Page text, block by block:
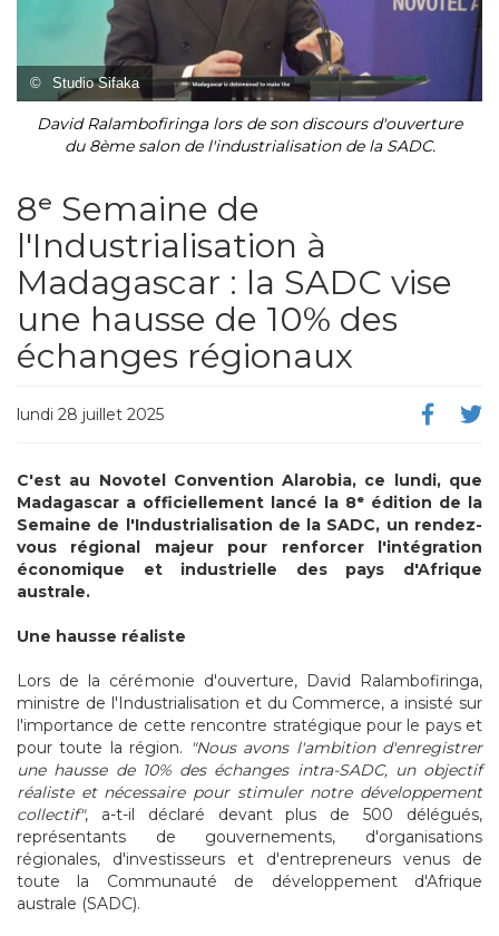
© Studio Sifaka
David Ralambofiringa lors de son discours d'ouverture
du 8ème salon de l'industrialisation de la SADC.
8ᵉ Semaine de
l'Industrialisation à
Madagascar : la SADC vise
une hausse de 10% des
échanges régionaux
lundi 28 juillet 2025
C'est au Novotel Convention Alarobia, ce lundi, que
Madagascar a officiellement lancé la 8ᵉ édition de la
Semaine de l'Industrialisation de la SADC, un rendez-
vous régional majeur pour renforcer l'intégration
économique et industrielle des pays d'Afrique
australe.
Une hausse réaliste
Lors de la cérémonie d'ouverture, David Ralambofiringa,
ministre de l'Industrialisation et du Commerce, a insisté sur
l'importance de cette rencontre stratégique pour le pays et
pour toute la région. "Nous avons l'ambition d'enregistrer
une hausse de 10% des échanges intra-SADC, un objectif
réaliste et nécessaire pour stimuler notre développement
collectif", a-t-il déclaré devant plus de 500 délégués,
représentants de gouvernements, d'organisations
régionales, d'investisseurs et d'entrepreneurs venus de
toute la Communauté de développement d'Afrique
australe (SADC).